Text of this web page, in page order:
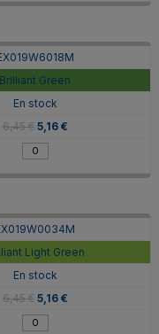
Brilliant Green
En stock
6,45 € 5,16 €
Light Green
En stock
6,45 € 5,16 €